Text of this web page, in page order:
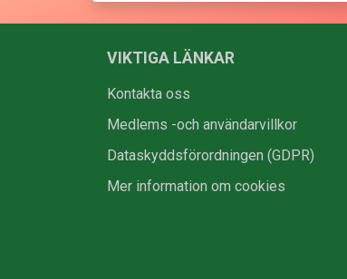
VIKTIGA LÄNKAR
Kontakta oss
Medlems -och användarvillkor
Dataskyddsförordningen (GDPR)
Mer information om cookies